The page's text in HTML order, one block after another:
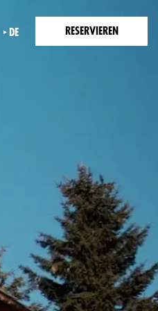
DE RESERVIEREN